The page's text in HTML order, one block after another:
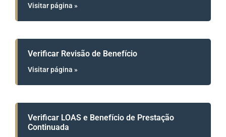
Visitar página »
Verificar Revisão de Benefício
Visitar página »
Verificar LOAS e Benefício de Prestação
Continuada